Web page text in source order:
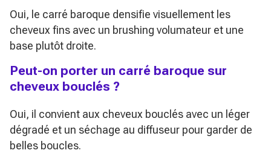
Oui, le carré baroque densifie visuellement les
cheveux fins avec un brushing volumateur et une
base plutôt droite.
Peut-on porter un carré baroque sur
cheveux bouclés ?
Oui, il convient aux cheveux bouclés avec un léger
dégradé et un séchage au diffuseur pour garder de
belles boucles.